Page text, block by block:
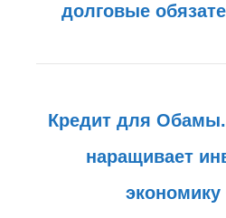
долговые
Кредит для
наращивает